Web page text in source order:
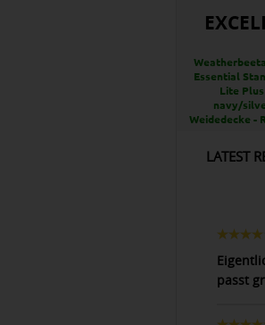
Essential
Lite
navy/
Weidedecke -
LATEST
passt